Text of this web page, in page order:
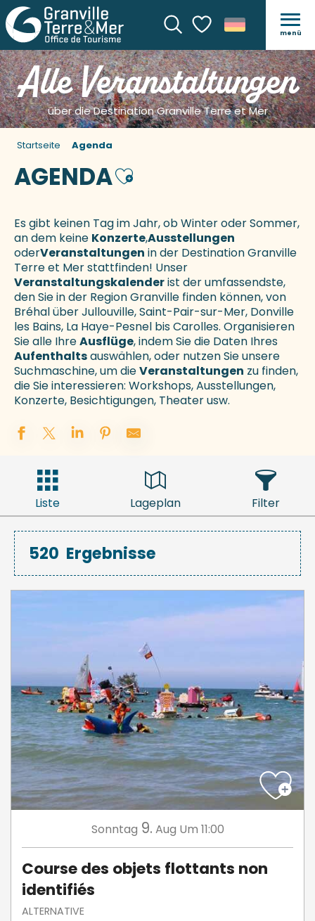
SucheVoir les favoris
menü
Alle Veranstaltungen
über die Destination Granville Terre et Mer
Startseite Agenda
AGENDAAjouter aux favoris
Es gibt keinen Tag im Jahr, ob Winter oder Sommer,
an dem keine Konzerte,Ausstellungen
oderVeranstaltungen in der Destination Granville
Terre et Mer stattfinden! Unser
Veranstaltungskalenderist der umfassendste,
den Sie in der Region Granville finden können, von
Bréhal über Jullouville, Saint-Pair-sur-Mer, Donville
les Bains, La Haye-Pesnel bis Carolles. Organisieren
Sie alle IhreAusflüge, indem Sie die Daten Ihres
Aufenthaltsauswählen, oder nutzen Sie unsere
Suchmaschine, um dieVeranstaltungen zu finden,
die Sie interessieren: Workshops, Ausstellungen,
Konzerte, Besichtigungen, Theater usw.
Liste Lageplan Filter
520 Ergebnisse
Sonntag 9. Aug Um 11:00
Course des objets flottants non
identifiés
ALTERNATIVE